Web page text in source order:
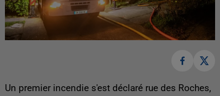
Un premier incendie s'est déclaré rue des Roches,